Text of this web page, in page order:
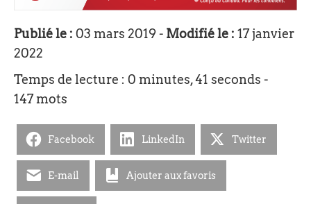
Publié le : 03 mars 2019 - Modifié le : 17 janvier
2022
Temps de lecture : 0 minutes, 41 seconds -
147 mots
Facebook LinkedIn Twitter
E-mail Ajouter aux favoris